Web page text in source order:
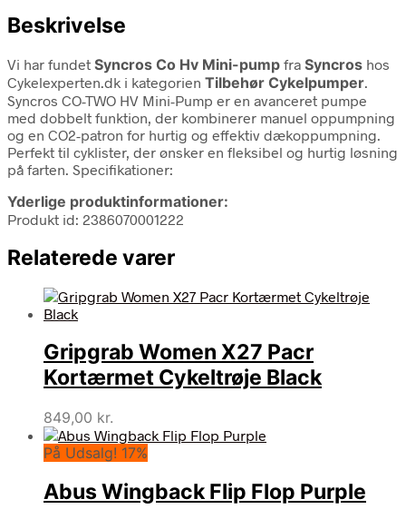
Beskrivelse
Vi har fundet Syncros Co Hv Mini-pump fra Syncros hos
Cykelexperten.dk i kategorien Tilbehør Cykelpumper.
Syncros CO-TWO HV Mini-Pump er en avanceret pumpe
med dobbelt funktion, der kombinerer manuel oppumpning
og en CO2-patron for hurtig og effektiv dækoppumpning.
Perfekt til cyklister, der ønsker en fleksibel og hurtig løsning
på farten. Specifikationer:
Yderlige produktinformationer:
Produkt id: 2386070001222
Relaterede varer
Gripgrab Women X27 Pacr
Kortærmet Cykeltrøje Black
849,00 kr.
På Udsalg! 17%
Abus Wingback Flip Flop Purple